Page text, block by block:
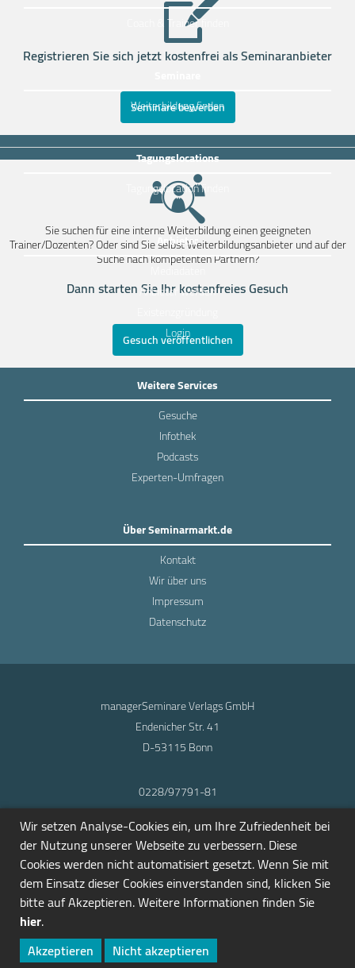
Registrieren Sie sich jetzt kostenfrei als Seminaranbieter
Seminare bewerben
Sie suchen für eine interne Weiterbildung einen geeigneten
Trainer/Dozenten? Oder sind Sie selbst Weiterbildungsanbieter und auf der
Suche nach kompetenten Partnern?
Dann starten Sie Ihr kostenfreies Gesuch
Gesuch veröffentlichen
Coach & Trainer finden
Weiterbildung finden
Tagungslocations
Tagungslocation finden
Anbieter
Mediadaten
Anbieter werden
Login
Weitere Services
Gesuche
Infothek
Podcasts
Experten-Umfragen
Über Seminarmarkt.de
Kontakt
Wir über uns
Impressum
Datenschutz
managerSeminare Verlags GmbH
Endenicher Str. 41
D-53115 Bonn
0228/97791-81
info@seminarmarkt.de
© 2001-2026
Wir setzen Analyse-Cookies ein, um Ihre Zufriedenheit bei
der Nutzung unserer Webseite zu verbessern. Diese
Cookies werden nicht automatisiert gesetzt. Wenn Sie mit
dem Einsatz dieser Cookies einverstanden sind, klicken Sie
bitte auf Akzeptieren. Weitere Informationen finden Sie
hier.
Akzeptieren
Nicht akzeptieren